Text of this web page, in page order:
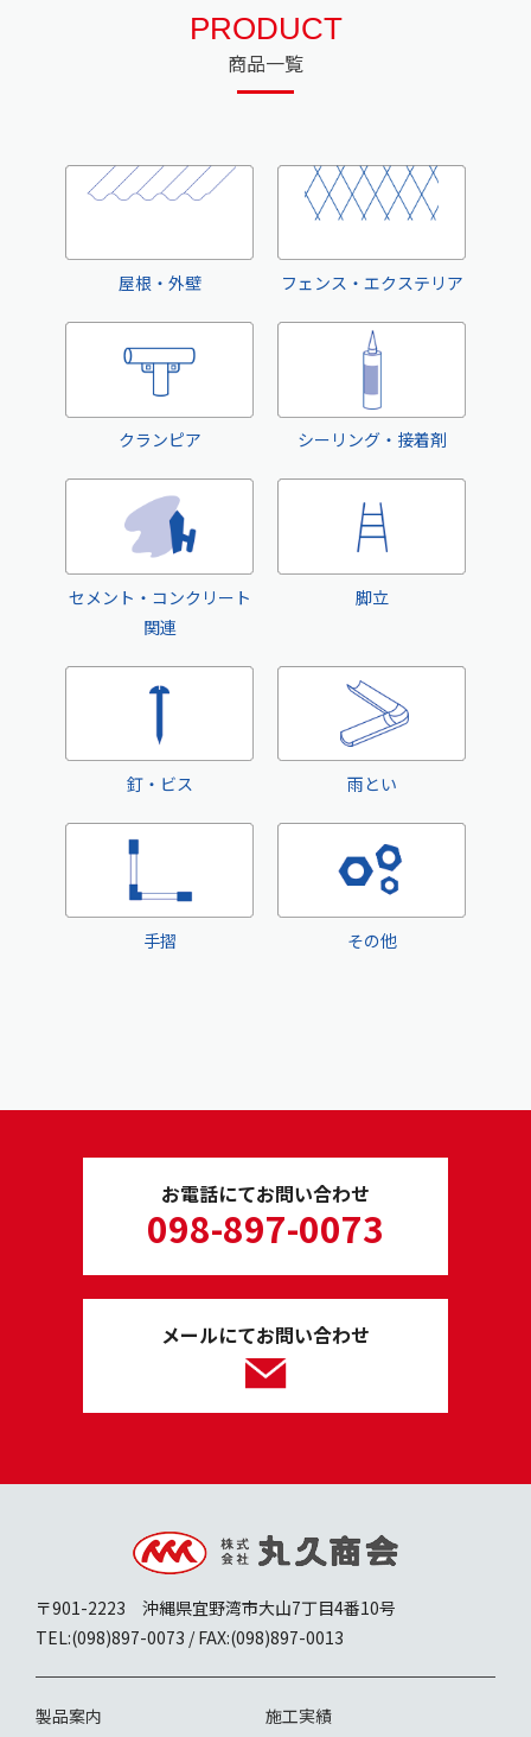
PRODUCT
商品一覧
屋根・外壁 フェンス・エクステリア
クランピア シーリング・接着剤
セメント・コンクリート
関連
脚立
釘・ビス 雨とい
手摺 その他
お電話にてお問い合わせ
098-897-0073
メールにてお問い合わせ
〒901-2223 沖縄県宜野湾市大山7丁目4番10号
TEL:(098)897-0073 / FAX:(098)897-0013
製品案内 施工実績